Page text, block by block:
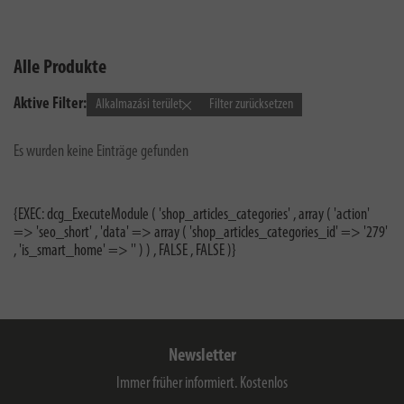
Alle Produkte
Aktive Filter: Alkalmazási terület Filter zurücksetzen
Es wurden keine Einträge gefunden
{EXEC: dcg_ExecuteModule ( 'shop_articles_categories' , array ( 'action'
=> 'seo_short' , 'data' => array ( 'shop_articles_categories_id' => '279'
, 'is_smart_home' => '' ) ) , FALSE , FALSE )}
Newsletter
Immer früher informiert. Kostenlos